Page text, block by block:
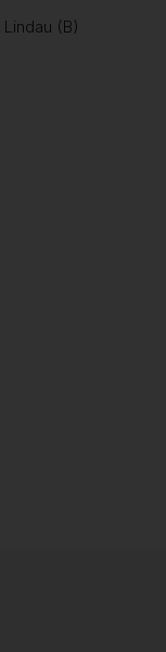
Lindau (B)